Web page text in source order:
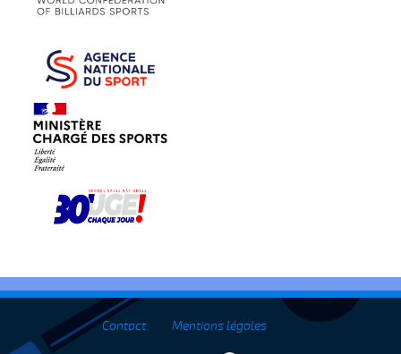
Contact Mentions légales